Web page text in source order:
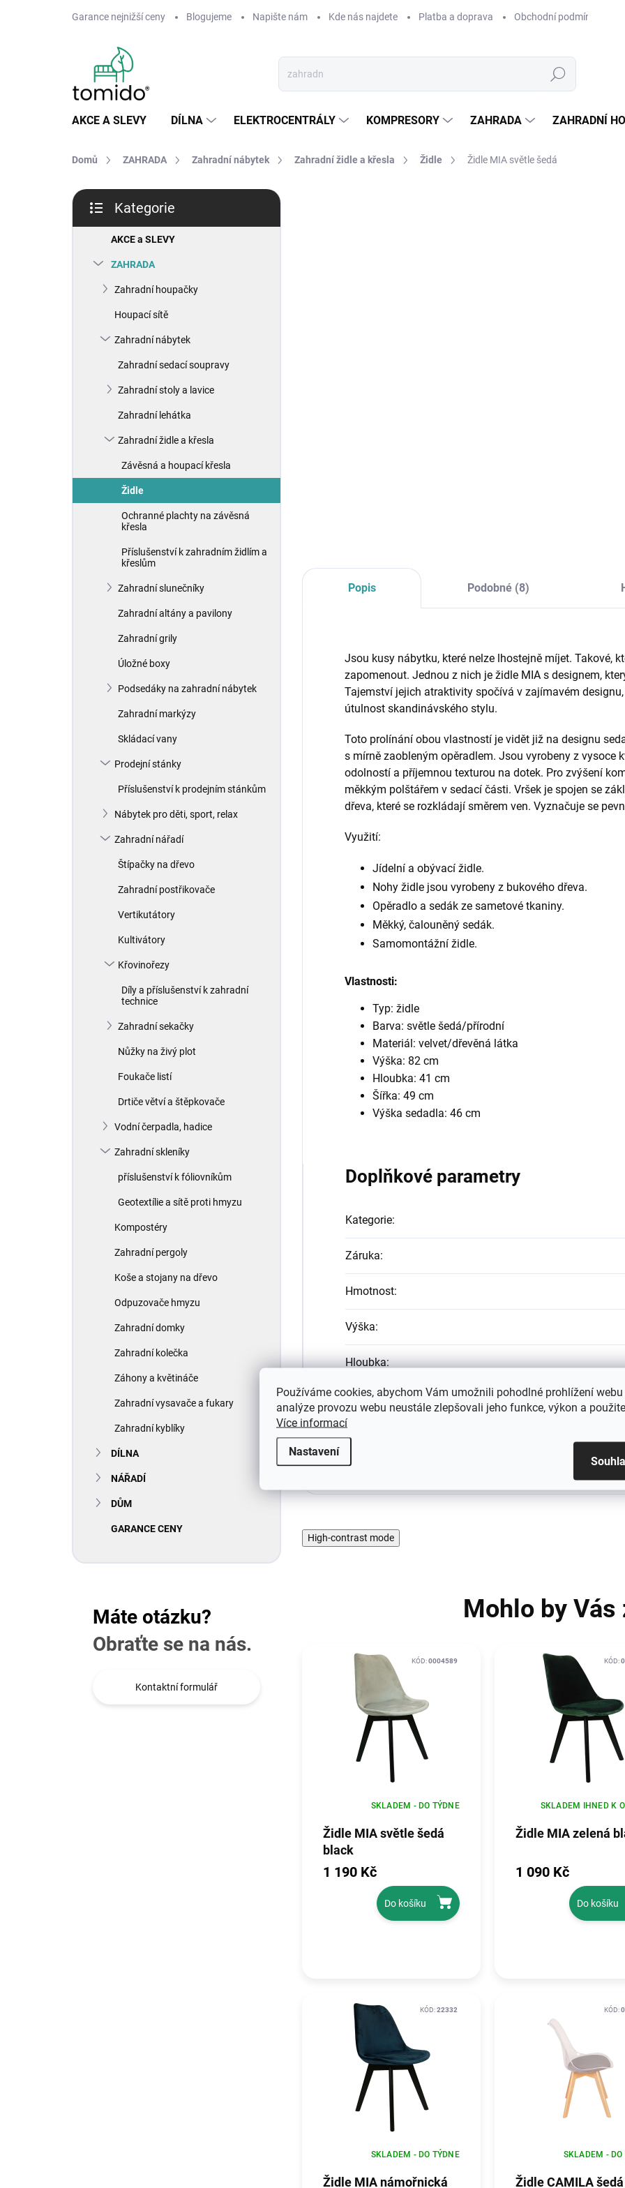
Používáme cookies, abychom Vám umožnili pohodlné prohlížení
analýze provozu webu neustále zlepšovali jeho funkce, výkon a
Více informací
Nastavení
Garance nejnižší ceny Blogujeme Napište nám Kde nás najdete Platba a doprava Obchodní podmínky
Hledat
AKCE A SLEVY DÍLNA ELEKTROCENTRÁLY KOMPRESORY ZAHRADA ZAHRADNÍ
Domů ZAHRADA Zahradní nábytek Zahradní židle a křesla Židle Židle MIA světle šedá
P
s
kategorie
Kategorie
AKCE a SLEVY
ZAHRADA
Zahradní houpačky
Houpací sítě
Zahradní nábytek
Zahradní sedací soupravy
Zahradní stoly a lavice
Zahradní lehátka
Zahradní židle a křesla
Závěsná a houpací křesla
Židle
Ochranné plachty na závěsná
křesla
Příslušenství k zahradním židlím a
křeslům
Zahradní slunečníky
Zahradní altány a pavilony
Zahradní grily
Úložné boxy
Podsedáky na zahradní nábytek
Zahradní markýzy
Skládací vany
Prodejní stánky
Příslušenství k prodejním stánkům
Nábytek pro děti, sport, relax
Zahradní nářadí
Štípačky na dřevo
Zahradní postřikovače
Vertikutátory
Kultivátory
Křovinořezy
Díly a příslušenství k zahradní
technice
Zahradní sekačky
Nůžky na živý plot
Foukače listí
Drtiče větví a štěpkovače
Vodní čerpadla, hadice
Zahradní skleníky
příslušenství k fóliovníkům
Geotextílie a sítě proti hmyzu
Kompostéry
Zahradní pergoly
Koše a stojany na dřevo
Odpuzovače hmyzu
Zahradní domky
Zahradní kolečka
Záhony a květináče
Zahradní vysavače a fukary
Zahradní kyblíky
DÍLNA
NÁŘADÍ
DŮM
GARANCE CENY
Máte otázku?
Obraťte se na nás.
Kontaktní formulář
Popis Podobné (8)
Jsou kusy nábytku, které nelze lhostejně míjet. Takové,
zapomenout. Jednou z nich je židle MIA s designem,
Tajemství jejich atraktivity spočívá v zajímavém
útulnost skandinávského stylu.
Toto prolínání obou vlastností je vidět již na designu
s mírně zaobleným opěradlem. Jsou vyrobeny z vysoce
odolností a příjemnou texturou na dotek. Pro zvýšení
měkkým polštářem v sedací části. Vršek je spojen se
dřeva, které se rozkládají směrem ven. Vyznačuje se
Využití:
Jídelní a obývací židle.
Nohy židle jsou vyrobeny z bukového dřeva.
Opěradlo a sedák ze sametové tkaniny.
Měkký, čalouněný sedák.
Samomontážní židle.
Vlastnosti:
Typ: židle
Barva: světle šedá/přírodní
Materiál: velvet/dřevěná látka
Výška: 82 cm
Hloubka: 41 cm
Šířka: 49 cm
Výška sedadla: 46 cm
Doplňkové parametry
Kategorie:
Záruka:
Hmotnost:
Výška:
Hloubka:
Šířka:
High-contrast mode
Mohlo by Vás
Židle MIA světle šedá
black
SKLADEM - DO TÝDNE
1 190 Kč
Do košíku
KÓD:0004589
Židle MIA zelená
SKLADEM IHNED K
1 090 Kč
Do košíku
KÓD:
Židle MIA námořnická
SKLADEM - DO TÝDNE
KÓD:22332
Židle CAMILA šedá
SKLADEM - DO
KÓD: